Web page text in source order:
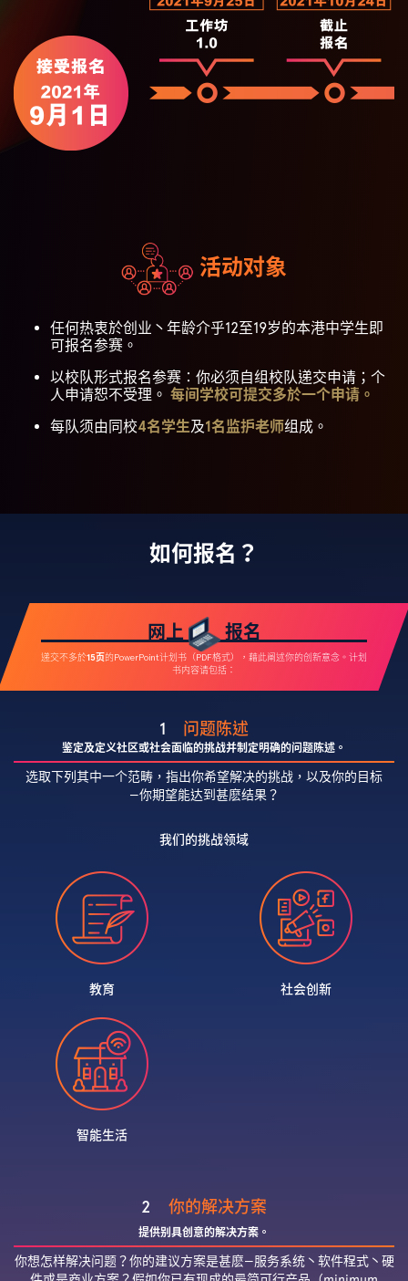
活动对象
任何热衷於创业丶年龄介乎12至19岁的本港中学生即
可报名参赛。
以校队形式报名参赛∶你必须自组校队递交申请；个
人申请恕不受理。 每间学校可提交多於一个申请。
每队须由同校4名学生及1名监护老师组成。
如何报名？
网上 报名
递交不多於15页的PowerPoint计划书（PDF格式），藉此阐述你的创新意念。计划
书内容请包括∶
1 问题陈述
鉴定及定义社区或社会面临的挑战并制定明确的问题陈述。
选取下列其中一个范畴，指出你希望解决的挑战，以及你的目标
—你期望能达到甚麽结果？
我们的挑战领域
教育 社会创新
智能生活
2 你的解决方案
提供别具创意的解决方案。
你想怎样解决问题？你的建议方案是甚麽—服务系统丶软件程式丶硬